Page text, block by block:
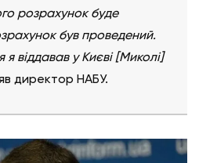
розрахунок буде
був проведений.
віддавав у Києві [Миколі]
директор НАБУ.